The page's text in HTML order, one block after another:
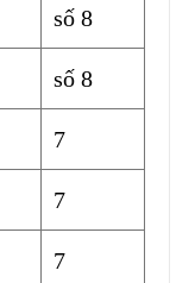
số 8
số 8
7
7
7